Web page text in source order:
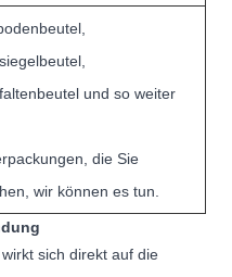
und so weiter
die Sie
wir können es tun.
sich direkt auf die